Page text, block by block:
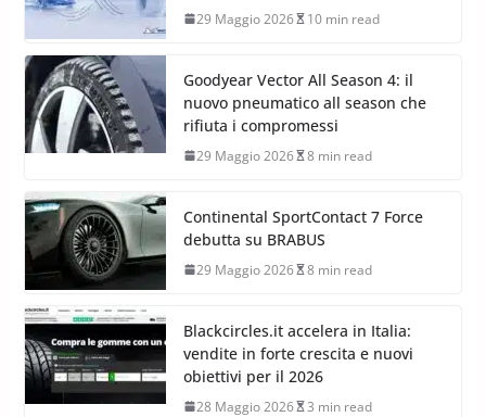
29 Maggio 2026 10 min read
Goodyear Vector All Season 4: il
nuovo pneumatico all season che
rifiuta i compromessi
29 Maggio 2026 8 min read
Continental SportContact 7 Force
debutta su BRABUS
29 Maggio 2026 8 min read
Blackcircles.it accelera in Italia:
vendite in forte crescita e nuovi
obiettivi per il 2026
28 Maggio 2026 3 min read